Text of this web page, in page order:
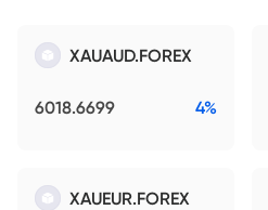
XAUAUD.FOREX
6018.6699 4%
XAUEUR.FOREX